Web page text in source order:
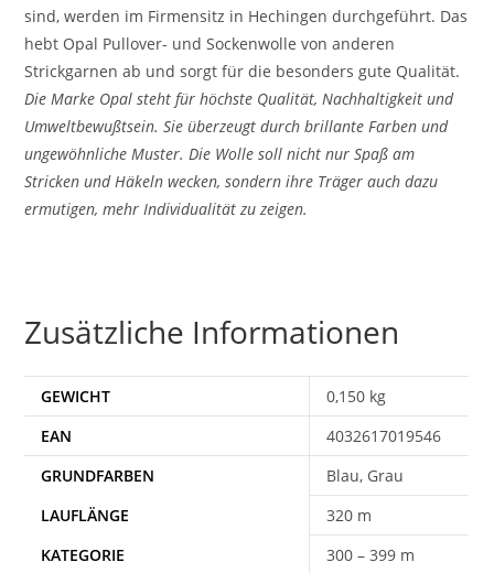
sind, werden im Firmensitz in Hechingen durchgeführt. Das
hebt Opal Pullover- und Sockenwolle von anderen
Strickgarnen ab und sorgt für die besonders gute Qualität.
Die Marke Opal steht für höchste Qualität, Nachhaltigkeit und
Umweltbewußtsein. Sie überzeugt durch brillante Farben und
ungewöhnliche Muster. Die Wolle soll nicht nur Spaß am
Stricken und Häkeln wecken, sondern ihre Träger auch dazu
ermutigen, mehr Individualität zu zeigen.
Zusätzliche Informationen
GEWICHT
0,150 kg
EAN
4032617019546
Blau, Grau
320 m
300 – 399 m